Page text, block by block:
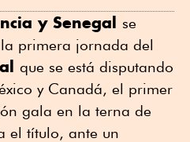
y Senegal se
primera jornada del
que se está disputando
y Canadá, el primer
gala en la terna de
el título, ante un